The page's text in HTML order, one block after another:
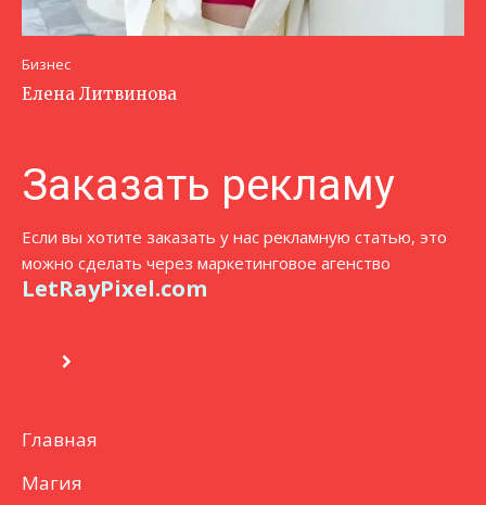
Бизнес
Елена Литвинова
Заказать рекламу
Если вы хотите заказать у нас рекламную статью, это
можно сделать через маркетинговое агенство
LetRayPixel.com
Главная
Магия